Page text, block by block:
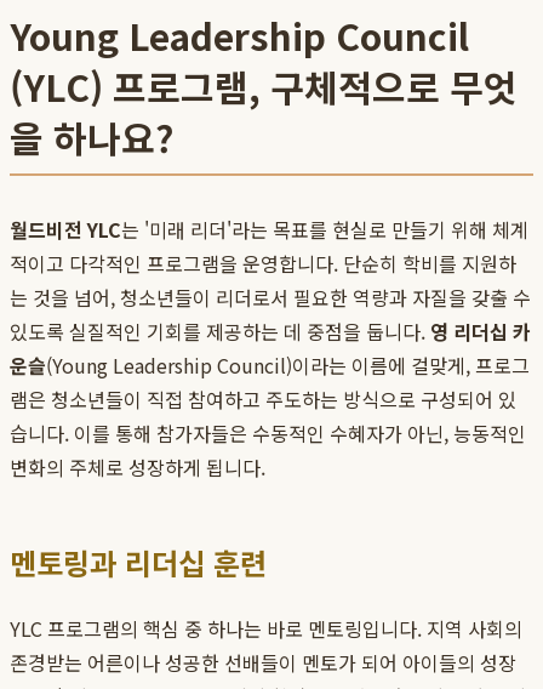
Young Leadership Council
(YLC) 프로그램, 구체적으로 무엇
을 하나요?
월드비전 YLC는 '미래 리더'라는 목표를 현실로 만들기 위해 체계
적이고 다각적인 프로그램을 운영합니다. 단순히 학비를 지원하
는 것을 넘어, 청소년들이 리더로서 필요한 역량과 자질을 갖출 수
있도록 실질적인 기회를 제공하는 데 중점을 둡니다. 영 리더십 카
운슬(Young Leadership Council)이라는 이름에 걸맞게, 프로그
램은 청소년들이 직접 참여하고 주도하는 방식으로 구성되어 있
습니다. 이를 통해 참가자들은 수동적인 수혜자가 아닌, 능동적인
변화의 주체로 성장하게 됩니다.
멘토링과 리더십 훈련
YLC 프로그램의 핵심 중 하나는 바로 멘토링입니다. 지역 사회의
존경받는 어른이나 성공한 선배들이 멘토가 되어 아이들의 성장